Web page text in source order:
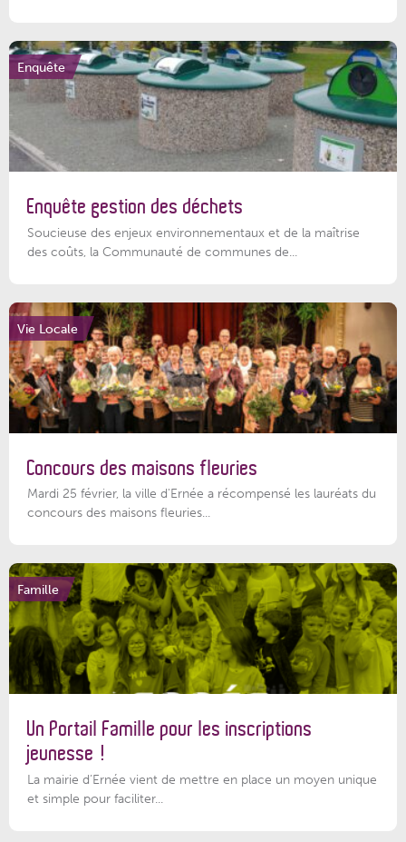
Enquête
Enquête gestion des déchets
Soucieuse des enjeux environnementaux et de la maîtrise
des coûts, la Communauté de communes de...
Vie Locale
Concours des maisons fleuries
Mardi 25 février, la ville d'Ernée a récompensé les lauréats du
concours des maisons fleuries...
Famille
Un Portail Famille pour les inscriptions
jeunesse !
La mairie d’Ernée vient de mettre en place un moyen unique
et simple pour faciliter...